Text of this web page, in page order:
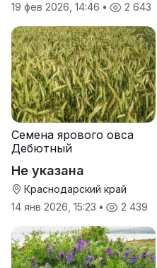
19 фев 2026, 14:46 • 2 643
Семена ярового овса
Дебютный
Не указана
Краснодарский край
14 янв 2026, 15:23 • 2 439